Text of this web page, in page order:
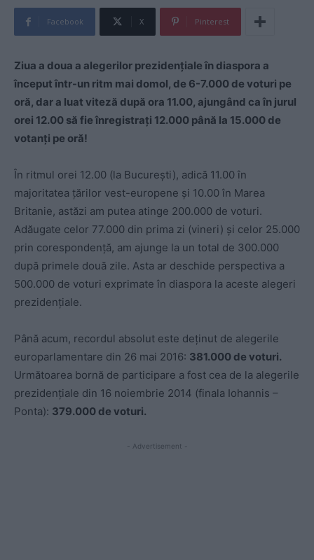
Facebook X Pinterest
Ziua a doua a alegerilor prezidențiale în diaspora a
început într-un ritm mai domol, de 6-7.000 de voturi pe
oră, dar a luat viteză după ora 11.00, ajungând ca în jurul
orei 12.00 să fie înregistrați 12.000 până la 15.000 de
votanți pe oră!
În ritmul orei 12.00 (la București), adică 11.00 în
majoritatea țărilor vest-europene și 10.00 în Marea
Britanie, astăzi am putea atinge 200.000 de voturi.
Adăugate celor 77.000 din prima zi (vineri) și celor 25.000
prin corespondență, am ajunge la un total de 300.000
după primele două zile. Asta ar deschide perspectiva a
500.000 de voturi exprimate în diaspora la aceste alegeri
prezidențiale.
Până acum, recordul absolut este deținut de alegerile
europarlamentare din 26 mai 2016: 381.000 de voturi.
Următoarea bornă de participare a fost cea de la alegerile
prezidențiale din 16 noiembrie 2014 (finala Iohannis –
Ponta): 379.000 de voturi.
- Advertisement -